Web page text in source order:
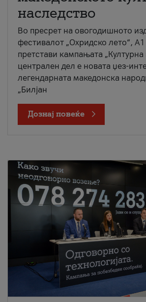
наследство
Во пресрет на овогодишното
фестивалот „Охридско лето“, А1
претстави кампањата „Културна
централен дел е новата џез-
легендарната македонска
„Билјан
Дознај повеќе